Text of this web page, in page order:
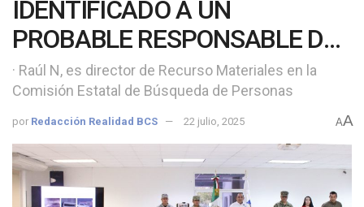
IDENTIFICADO A UN
PROBABLE RESPONSABLE DE
LA COLOCACIÓN DE MANTAS
EN BCS
· Raúl N, es director de Recurso Materiales en la
Comisión Estatal de Búsqueda de Personas
por Redacción Realidad BCS 22 julio, 2025 AA